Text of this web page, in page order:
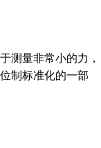
测量非常小的力，
制标准化的一部